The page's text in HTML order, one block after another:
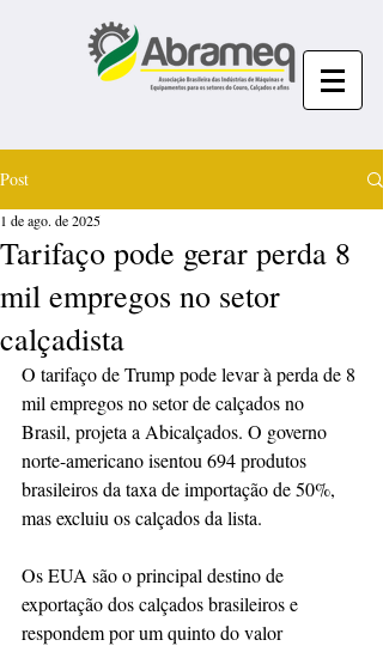
Post
Tarifaço pode gerar perda 8
mil empregos no setor
calçadista
1 de ago. de 2025
O tarifaço de Trump pode levar à perda de 8
mil empregos no setor de calçados no
Brasil, projeta a Abicalçados. O governo
norte-americano isentou 694 produtos
brasileiros da taxa de importação de 50%,
mas excluiu os calçados da lista.
Os EUA são o principal destino de
exportação dos calçados brasileiros e
respondem por um quinto do valor